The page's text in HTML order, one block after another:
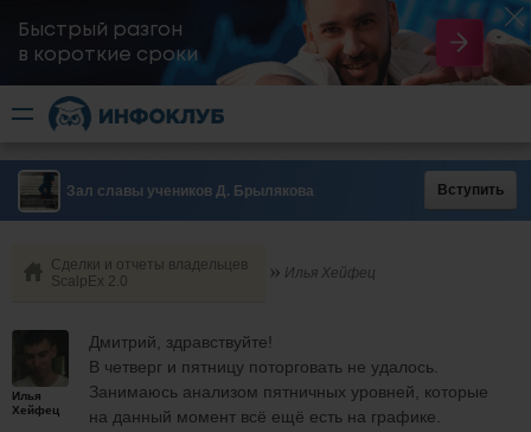
Быстрый разгон
​в короткие сроки
Зал славы учеников Д. Брылякова Вступить
Сделки и отчеты владельцев
ScalpEx 2.0
Илья Хейфец
Илья
Хейфец
Дмитрий, здравствуйте!
В четверг и пятницу поторговать не удалось.
Занимаюсь анализом пятничных уровней, которые
на данный момент всё ещё есть на графике.